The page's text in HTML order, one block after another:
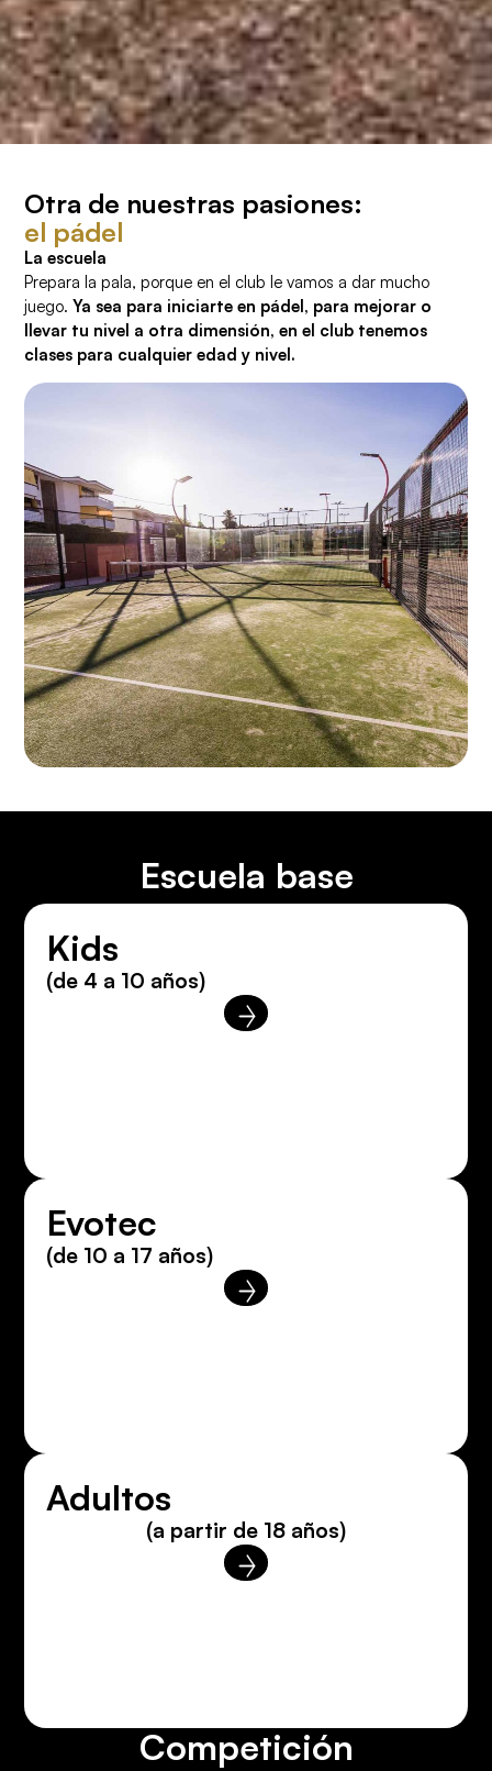
Otra de nuestras pasiones:
el pádel
La escuela
Prepara la pala, porque en el club le vamos a dar mucho
juego.Ya sea para iniciarte en pádel, para mejorar o
llevar tu nivel a otra dimensión, en el club tenemos
clases para cualquier edad y nivel.
Escuela base
Kids
(de 4 a 10 años)
Evotec
(de 10 a 17 años)
Adultos
(a partir de 18 años)
Competición